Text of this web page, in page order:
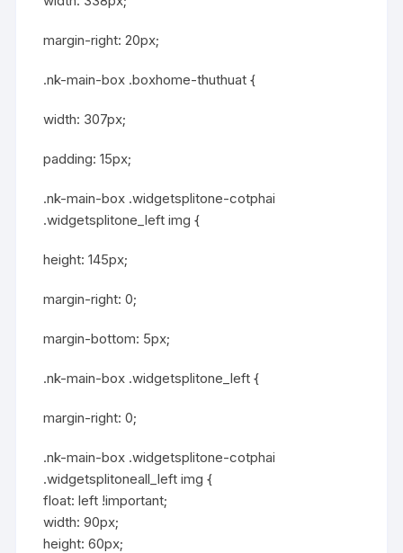
margin-right: 20px;
.nk-main-box .boxhome-thuthuat {
width: 307px;
padding: 15px;
.nk-main-box .widgetsplitone-cotphai
.widgetsplitone_left img {
height: 145px;
margin-right: 0;
margin-bottom: 5px;
.nk-main-box .widgetsplitone_left {
margin-right: 0;
.nk-main-box .widgetsplitone-cotphai
.widgetsplitoneall_left img {
float: left !important;
width: 90px;
height: 60px;